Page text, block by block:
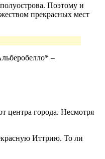
Поэтому и
прекрасных мест
–
центра города. Несмотря
Иттрию. То ли